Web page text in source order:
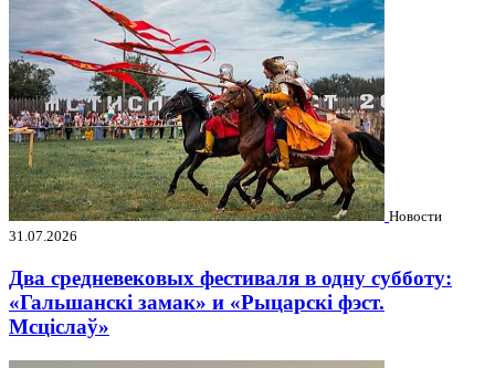
Новости
31.07.2026
Два средневековых фестиваля в одну субботу:
«Гальшанскі замак» и «Рыцарскі фэст.
Мсціслаў»